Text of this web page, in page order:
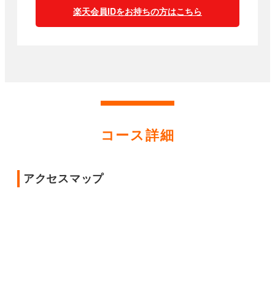
楽天会員IDをお持ちの方はこちら
コース詳細
アクセスマップ